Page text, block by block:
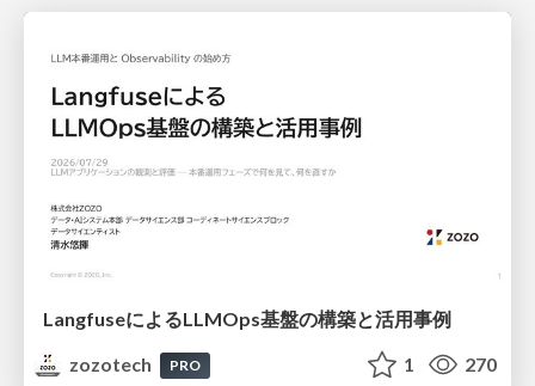
LangfuseによるLLMOps基盤の構築と活用事例
zozotech
PRO 1 270